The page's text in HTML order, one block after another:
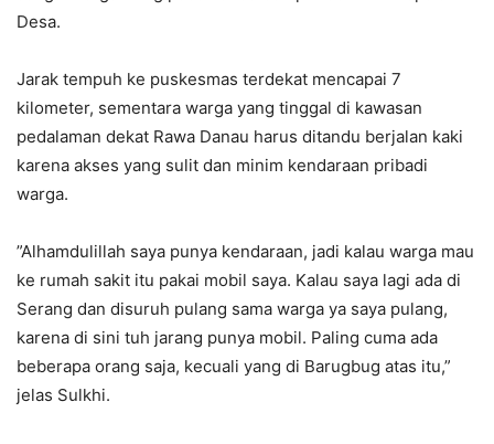
Desa.
‎Jarak tempuh ke puskesmas terdekat mencapai 7
kilometer, sementara warga yang tinggal di kawasan
pedalaman dekat Rawa Danau harus ditandu berjalan kaki
karena akses yang sulit dan minim kendaraan pribadi
warga.
‎”Alhamdulillah saya punya kendaraan, jadi kalau warga mau
ke rumah sakit itu pakai mobil saya. Kalau saya lagi ada di
Serang dan disuruh pulang sama warga ya saya pulang,
karena di sini tuh jarang punya mobil. Paling cuma ada
beberapa orang saja, kecuali yang di Barugbug atas itu,”
jelas Sulkhi.